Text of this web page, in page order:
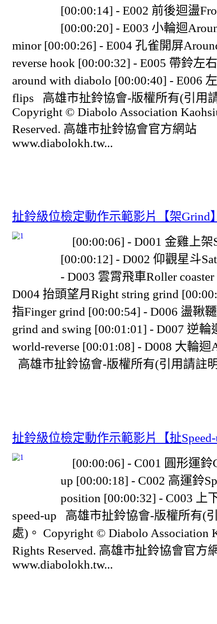
[00:00:14] - E002 前後迴盪
[00:00:20] - E003 小輪迴
minor [00:00:26] - E004 孔雀開屏
reverse hook [00:00:32] - E005 帶鈴左
around with diabolo [00:00:40] - E006
flips 高雄市扯鈴協會-版權所有(引用
Copyright © Diabolo Association
Reserved. 高雄市扯鈴協會官方網站
www.diabolokh.tw...
扯鈴級位檢定動作示範影片【架Grind
[00:00:06] - D001 金雞上架
[00:00:12] - D002 仰觀星斗
- D003 雲霄飛車Roller
D004 抬頭望月Right string grind
指Finger grind [00:00:54] - D006 盪鞦
grind and swing [00:01:01] - D007 逆輪
world-reverse [00:01:08] - D008 大輪迴
高雄市扯鈴協會-版權所有(引用請註
扯鈴級位檢定動作示範影片【扯
[00:00:06] - C001 圓形運鈴
up [00:00:18] - C002 高運鈴
position [00:00:32] - C003 上
speed-up 高雄市扯鈴協會-版權所有(
處)。 Copyright © Diabolo Association
Rights Reserved. 高雄市扯鈴協會官方
www.diabolokh.tw...